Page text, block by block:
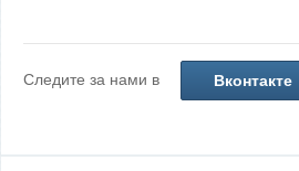
Следите за нами в Вконтакте